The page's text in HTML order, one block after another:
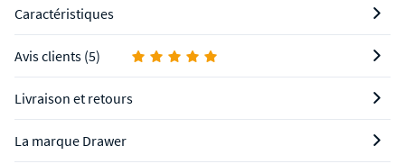
Caractéristiques
Avis clients (5)
Livraison et retours
La marque Drawer